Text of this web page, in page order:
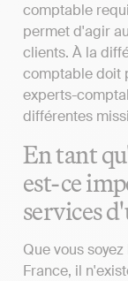
comptable
permet d'agir
clients. À la
comptable doit
experts-
différentes
En tant
est-ce
services
Que vous
France, il